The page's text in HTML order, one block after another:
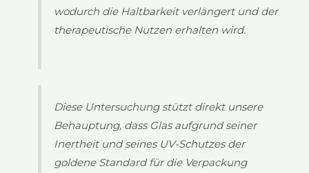
wodurch die Haltbarkeit verlängert und der
therapeutische Nutzen erhalten wird.
Diese Untersuchung stützt direkt unsere
Behauptung, dass Glas aufgrund seiner
Inertheit und seines UV-Schutzes der
goldene Standard für die Verpackung